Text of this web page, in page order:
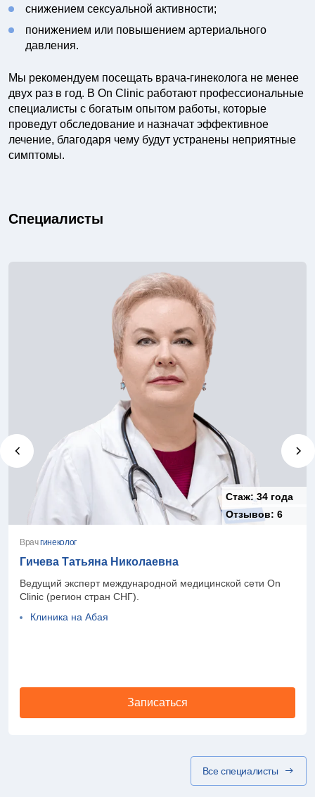
снижением сексуальной активности;
понижением или повышением артериального
давления.
Мы рекомендуем посещать врача-гинеколога не менее
двух раз в год. В On Clinic работают профессиональные
специалисты с богатым опытом работы, которые
проведут обследование и назначат эффективное
лечение, благодаря чему будут устранены неприятные
симптомы.
Специалисты
Стаж:34 года
Отзывов: 6
Врачгинеколог
Гичева Татьяна Николаевна
Ведущий эксперт международной медицинской сети On
Clinic (регион стран СНГ).
Клиника на Абая
Записаться
Все специалисты